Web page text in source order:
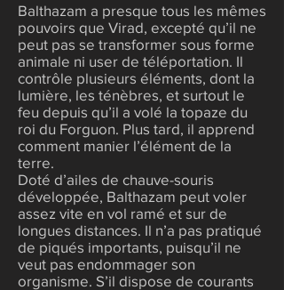
Balthazam a presque tous les mêmes
pouvoirs que Virad, excepté qu’il ne
peut pas se transformer sous forme
animale ni user de téléportation. Il
contrôle plusieurs éléments, dont la
lumière, les ténèbres, et surtout le
feu depuis qu’il a volé la topaze du
roi du Forguon. Plus tard, il apprend
comment manier l’élément de la
terre.
Doté d’ailes de chauve-souris
développée, Balthazam peut voler
assez vite en vol ramé et sur de
longues distances. Il n’a pas pratiqué
de piqués importants, puisqu’il ne
veut pas endommager son
organisme. S’il dispose de courants